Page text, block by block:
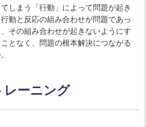
しまう「行動」によって問題が起き
動と反応の組み合わせが問題であっ
その組み合わせが起きないようにす
となく、問題の根本解決につながる
レーニング